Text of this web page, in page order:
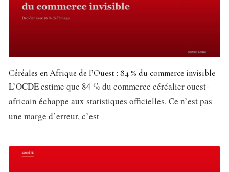
Céréales en Afrique de l’Ouest : 84 % du commerce invisible
L’OCDE estime que 84 % du commerce céréalier ouest-
africain échappe aux statistiques officielles. Ce n’est pas
une marge d’erreur, c’est